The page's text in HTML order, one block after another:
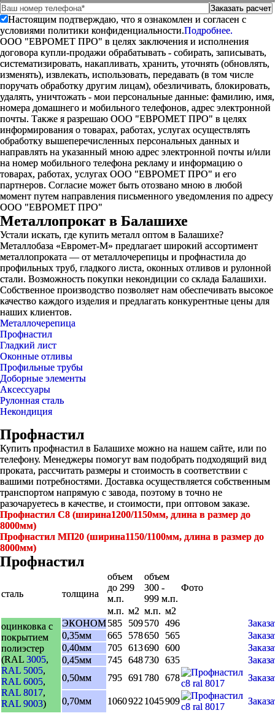
Настоящим подтверждаю, что я ознакомлен и согласен с
условиями политики конфиденциальности.Подробнее.
ООО "ЕВРОМЕТ ПРО" в целях заключения и исполнения
договора купли-продажи обрабатывать - собирать, записывать,
систематизировать, накапливать, хранить, уточнять (обновлять,
изменять), извлекать, использовать, передавать (в том числе
поручать обработку другим лицам), обезличивать, блокировать,
удалять, уничтожать - мои персональные данные: фамилию, имя,
номера домашнего и мобильного телефонов, адрес электронной
почты. Также я разрешаю ООО "ЕВРОМЕТ ПРО" в целях
информирования о товарах, работах, услугах осуществлять
обработку вышеперечисленных персональных данных и
направлять на указанный мною адрес электронной почты и/или
на номер мобильного телефона рекламу и информацию о
товарах, работах, услугах ООО "ЕВРОМЕТ ПРО" и его
партнеров. Согласие может быть отозвано мною в любой
момент путем направления письменного уведомления по адресу
ООО "ЕВРОМЕТ ПРО"
Металлопрокат в Балашихе
Устали искать, где купить металл оптом в Балашихе?
Металлобаза «Евромет-М» предлагает широкий ассортимент
металлопроката — от металлочерепицы и профнастила до
профильных труб, гладкого листа, оконных отливов и рулонной
стали. Возможность покупки некондиции со склада Балашихи.
Собственное производство позволяет нам обеспечивать высокое
качество каждого изделия и предлагать конкурентные цены для
наших клиентов.
Металлочерепица
Профнастил
Гладкий лист
Оконные отливы
Профильные трубы
Доборные элементы
Аксессуары
Рулонная сталь
Некондиция
Профнастил
Купить профнастил в Балашихе можно на нашем сайте, или по
телефону. Менеджеры помогут вам подобрать подходящий вид
проката, рассчитать размеры и стоимость в соответствии с
вашими потребностями. Доставка осуществляется собственным
транспортом напрямую с завода, поэтому в точно не
разочаруетесь в качестве, и стоимости, при оптовом заказе.
Профнастил С8 (ширина1200/1150мм, длина в размер до
8000мм)
Профнастил МП20 (ширина1150/1100мм, длина в размер до
8000мм)
Профнастил
сталь толщина
объем
до 299
м.п.
объем
300 -
999 м.п.
Фото
м.п. м2 м.п. м2
оцинковка с
покрытием
полиэстер
(RAL 3005,
RAL 5005,
RAL 6005,
RAL 8017,
RAL 9003)
ЭКОНОМ585 509570 496
0,35мм
665 578650 565
0,40мм
705 613690 600
0,45мм
745 648730 635
0,50мм
795 691 780 678
0,70мм 1060922 1045909